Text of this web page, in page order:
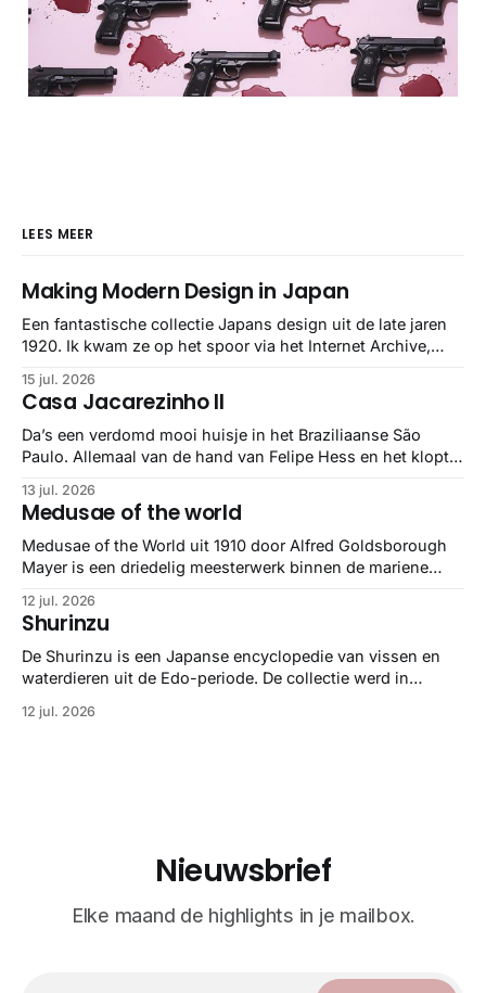
LEES MEER
Making Modern Design in Japan
Een fantastische collectie Japans design uit de late jaren
1920. Ik kwam ze op het spoor via het Internet Archive,
gebundeld in een: boek ✨ Daarin hebben ze alle scans een
stuk netter getrokken, maar op deze manier vind ik ze er
minstens
15 jul. 2026
Casa Jacarezinho II
Da’s een verdomd mooi huisje in het Braziliaanse São
Paulo. Allemaal van de hand van Felipe Hess en het klopt
13 jul. 2026
Medusae of the world
Medusae of the World uit 1910 door Alfred Goldsborough
Mayer is een driedelig meesterwerk binnen de mariene
gedetailleerd overzicht van kwallensoorten en hun
taxonomie. Het boek staat bekend om de combinatie van
strikte wetenschap met prachtige, handgetekende
illustraties en kleurendrukplaten van Mayer zelf.
12 jul. 2026
Shurinzu
De Shurinzu is een Japanse encyclopedie van vissen en
waterdieren uit de Edo-periode. De collectie werd in
bekend om verfijnde technieken en bijna driedimensionale
12 jul. 2026
Nieuwsbrief
Elke maand de highlights in je mailbox.